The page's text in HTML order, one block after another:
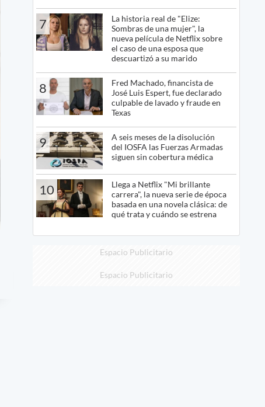
7
La historia real de "Elize:
Sombras de una mujer", la
nueva película de Netflix sobre
el caso de una esposa que
descuartizó a su marido
8
Fred Machado, financista de
José Luis Espert, fue declarado
culpable de lavado y fraude en
Texas
9
A seis meses de la disolución
del IOSFA las Fuerzas Armadas
siguen sin cobertura médica
10
Llega a Netflix "Mi brillante
carrera", la nueva serie de época
basada en una novela clásica: de
qué trata y cuándo se estrena
Espacio Publicitario
Espacio Publicitario